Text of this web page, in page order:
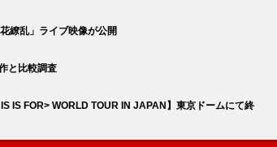
繚乱」ライブ映像が公開
と比較調査
IS FOR> WORLD TOUR IN JAPAN】東京ドームにて終